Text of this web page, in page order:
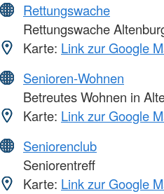
Rettungswache
Rettungswache
Karte: Link zur Google
Senioren-Wohnen
Betreutes Wohnen in
Karte: Link zur Google
Seniorenclub
Seniorentreff
Karte: Link zur Google